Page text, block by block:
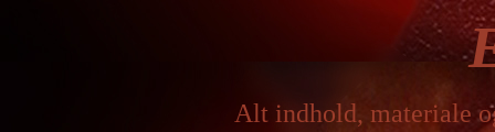
Alt indhold, materiale